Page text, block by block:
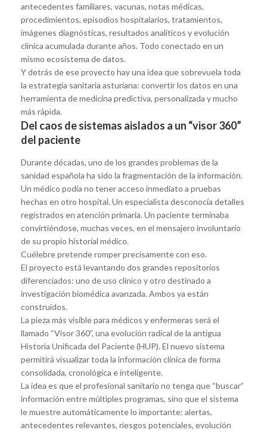
antecedentes familiares, vacunas, notas médicas,
procedimientos, episodios hospitalarios, tratamientos,
imágenes diagnósticas, resultados analíticos y evolución
clínica acumulada durante años. Todo conectado en un
mismo ecosistema de datos.
Y detrás de ese proyecto hay una idea que sobrevuela toda
la estrategia sanitaria asturiana: convertir los datos en una
herramienta de medicina predictiva, personalizada y mucho
más rápida.
Del caos de sistemas aislados a un “visor 360”
del paciente
Durante décadas, uno de los grandes problemas de la
sanidad española ha sido la fragmentación de la información.
Un médico podía no tener acceso inmediato a pruebas
hechas en otro hospital. Un especialista desconocía detalles
registrados en atención primaria. Un paciente terminaba
convirtiéndose, muchas veces, en el mensajero involuntario
de su propio historial médico.
Cuélebre pretende romper precisamente con eso.
El proyecto está levantando dos grandes repositorios
diferenciados: uno de uso clínico y otro destinado a
investigación biomédica avanzada. Ambos ya están
construidos.
La pieza más visible para médicos y enfermeras será el
llamado “Visor 360”, una evolución radical de la antigua
Historia Unificada del Paciente (HUP). El nuevo sistema
permitirá visualizar toda la información clínica de forma
consolidada, cronológica e inteligente.
La idea es que el profesional sanitario no tenga que “buscar”
información entre múltiples programas, sino que el sistema
le muestre automáticamente lo importante: alertas,
antecedentes relevantes, riesgos potenciales, evolución